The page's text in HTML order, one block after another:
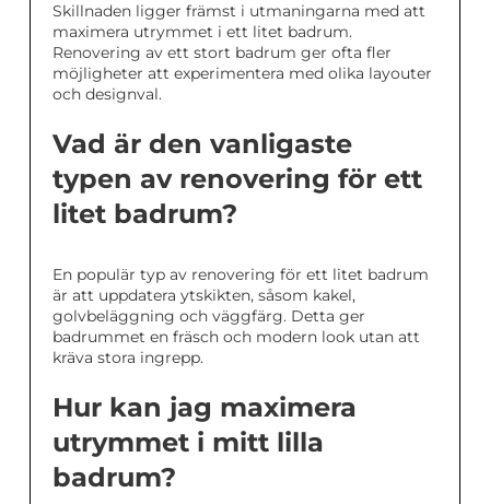
Skillnaden ligger främst i utmaningarna med att
maximera utrymmet i ett litet badrum.
Renovering av ett stort badrum ger ofta fler
möjligheter att experimentera med olika layouter
och designval.
Vad är den vanligaste
typen av renovering för ett
litet badrum?
En populär typ av renovering för ett litet badrum
är att uppdatera ytskikten, såsom kakel,
golvbeläggning och väggfärg. Detta ger
badrummet en fräsch och modern look utan att
kräva stora ingrepp.
Hur kan jag maximera
utrymmet i mitt lilla
badrum?